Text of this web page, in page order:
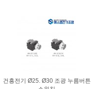
건흥전기 Ø25. Ø30 조광 누름버튼